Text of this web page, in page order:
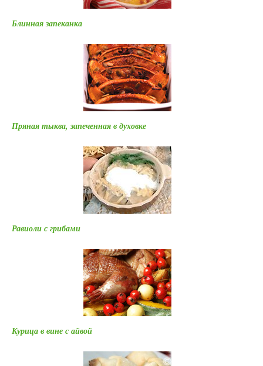
Блинная запеканка
Пряная тыква, запеченная в духовке
Равиоли с грибами
Курица в вине с айвой